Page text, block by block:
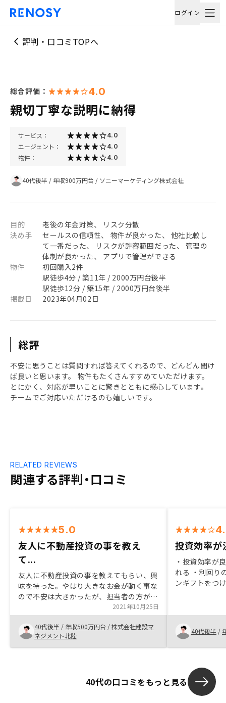
ログイン
評判・口コミTOPへ
総合評価： 4.0
親切丁寧な説明に納得
サービス： 4.0
エージェント： 4.0
物件： 4.0
40代後半 / 年収900万円台 / ソニーマーケティング株式会社
目的
老後の年金対策、 リスク分散
決め手
セールスの信頼性、 物件が良かった、 他社比較し
て一番だった、 リスクが許容範囲だった、 管理の
体制が良かった、 アプリで管理ができる
物件
初回購入2件
駅徒歩4分 / 築11年 / 2000万円台後半
駅徒歩12分 / 築15年 / 2000万円台後半
掲載日
2023年04月02日
総評
不安に思うことは質問すれば答えてくれるので、どんどん聞け
ば良いと思います。 物件もたくさんすすめていただけます。
とにかく、対応が早いことに驚きとともに感心しています。
チームでご対応いただけるのも嬉しいです。
関連する評判・口コミ
RELATED REVIEWS
5.0
友人に不動産投資の事を教え
て...
友人に不動産投資の事を教えてもらい、興
味を持った。やはり大きなお金が動く事な
ので不安は大きかったが、担当者の方が人
柄がよく本当に親身になって尽力してくだ
さったので、少しずつ不安が取れて契約す
るに至りました。担当者の出身地と私の現
在の住所が同県だったのも、親近感があり
良かったですね。
2021年10月25日
40代後半 / 年収500万円台 /株式会社建設マ
ネジメント北陸
投資効率が
・投資効率が
れる ・利回り
ンギフトをつ
アプリで毎回
40代後半 /
40代の口コミをもっと見る